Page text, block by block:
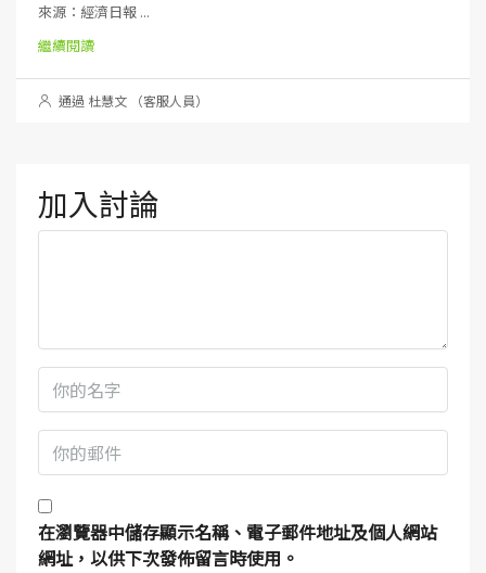
來源：經濟日報 ...
繼續閱讀
通過 杜慧文 （客服人員）
加入討論
在瀏覽器中儲存顯示名稱、電子郵件地址及個人網站
網址，以供下次發佈留言時使用。